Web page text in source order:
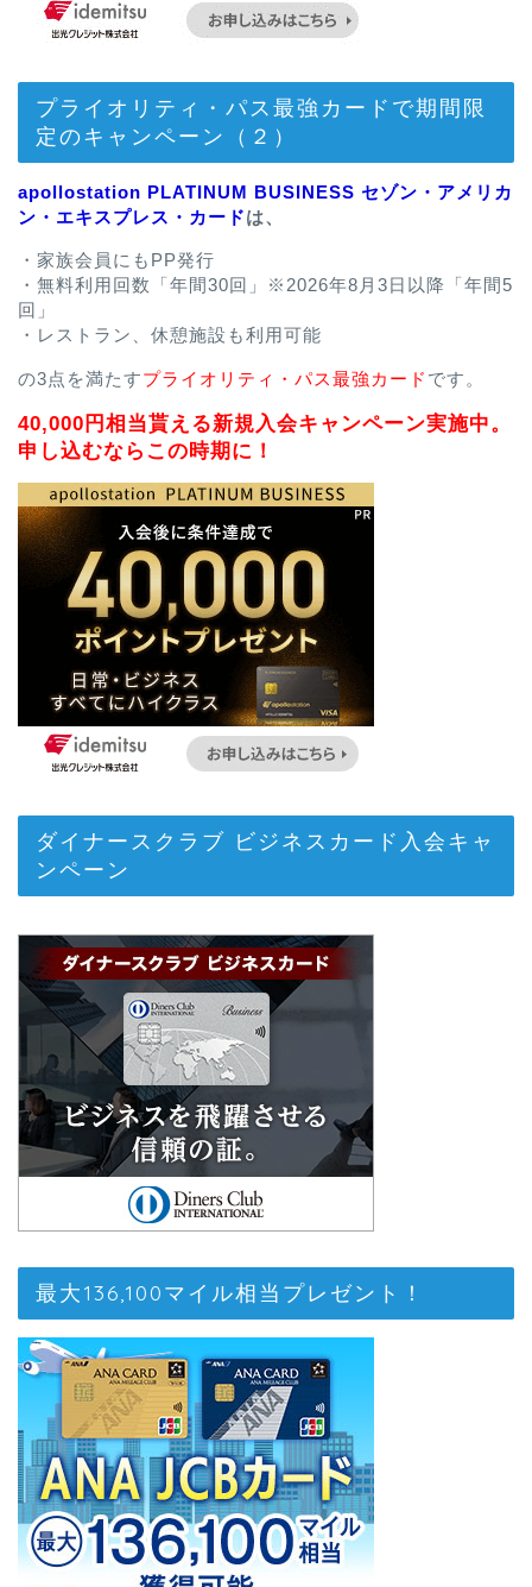
プライオリティ・パス最強カードで期間限
定のキャンペーン（２）
apollostation PLATINUM BUSINESS セゾン・アメリカ
ン・エキスプレス・カードは、
・家族会員にもPP発行
・無料利用回数「年間30回」※2026年8月3日以降「年間5
回」
・レストラン、休憩施設も利用可能
の3点を満たすプライオリティ・パス最強カード です。
40,000円相当貰える新規入会キャンペーン実施中。
申し込むならこの時期に！
ダイナースクラブ ビジネスカード入会キャ
ンペーン
最大136,100マイル相当プレゼント！